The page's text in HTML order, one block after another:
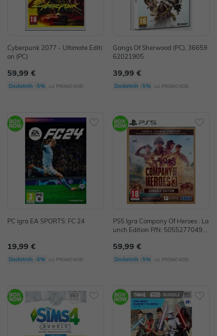
Cyberpunk 2077 - Ultimate Editi
on (PC)
59,99 €
Dodatnih -5% uz PROMO KOD
Gangs Of Sherwood (PC), 36659
62021905
39,99 €
Dodatnih -5% uz PROMO KOD
PC igra EA SPORTS: FC 24
19,99 €
Dodatnih -5% uz PROMO KOD
PS5 Igra Company Of Heroes : La
unch Edition P/N: 50552770496
59,99 €
Dodatnih -5% uz PROMO KOD